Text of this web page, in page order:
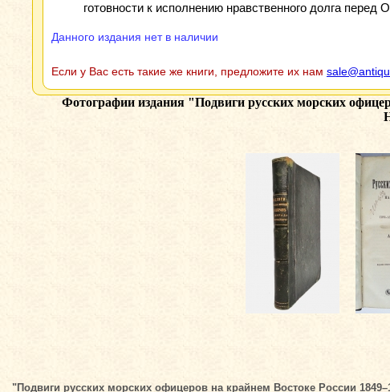
готовности к исполнению нравственного долга
Данного издания нет в наличии
Если у Вас есть такие же книги, предложите их нам
Фотографии издания "Подвиги русских морских
"Подвиги русских морских офицеров на крайнем Востоке России